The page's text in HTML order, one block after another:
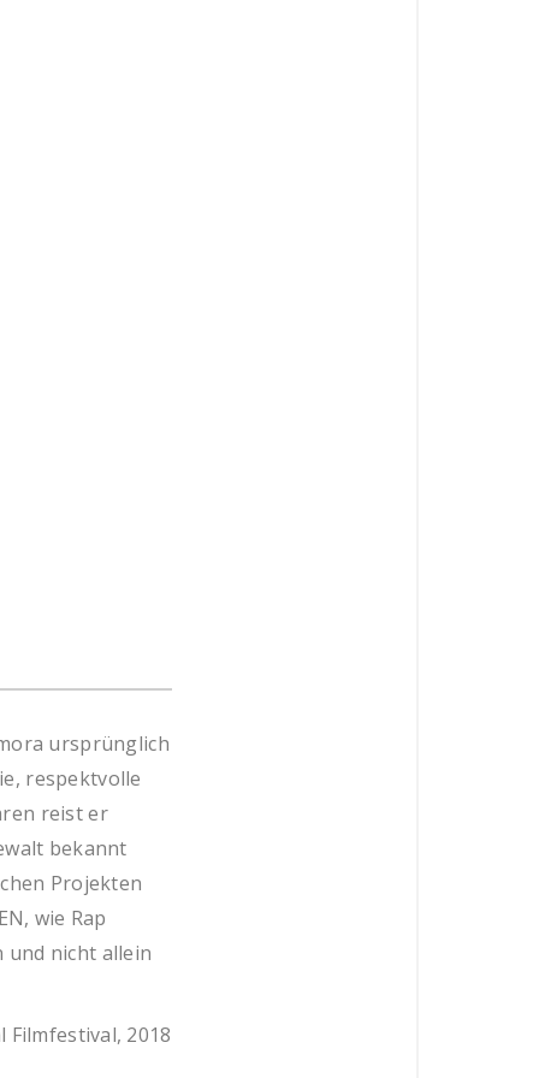
ursprünglich
respektvolle
reist er
bekannt
Projekten
wie Rap
und nicht allein
2018